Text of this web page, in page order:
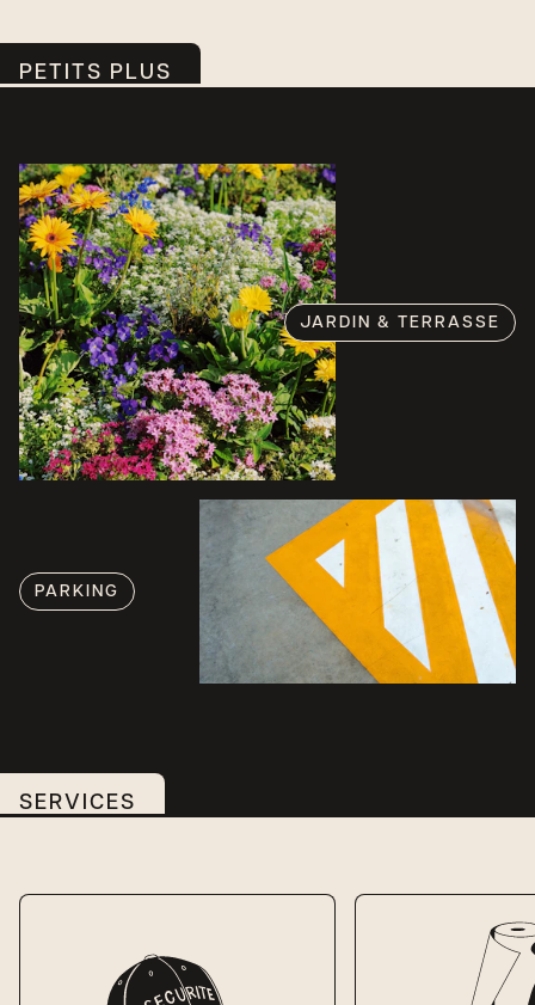
PETITS PLUS
JARDIN & TERRASSE
PARKING
SERVICES